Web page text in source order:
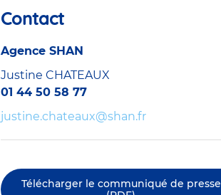
Contact
Agence SHAN
Justine CHATEAUX
01 44 50 58 77
justine.chateaux@shan.fr
Télécharger le communiqué de presse